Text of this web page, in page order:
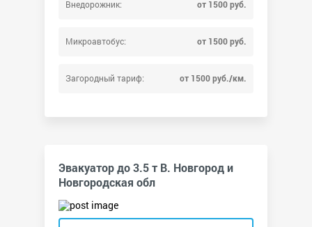
Внедорожник: от 1500 руб.
Микроавтобус: от 1500 руб.
Загородный тариф: от 1500 руб./км.
Эвакуатор до 3.5 т В. Новгород и
Новгородская обл